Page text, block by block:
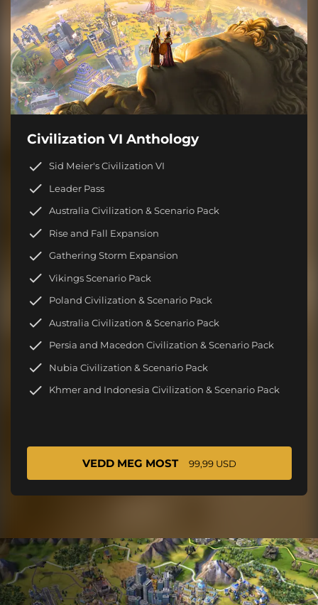
Civilization VI Anthology
Sid Meier's Civilization VI
Leader Pass
Australia Civilization & Scenario Pack
Rise and Fall Expansion
Gathering Storm Expansion
Vikings Scenario Pack
Poland Civilization & Scenario Pack
Australia Civilization & Scenario Pack
Persia and Macedon Civilization & Scenario Pack
Nubia Civilization & Scenario Pack
Khmer and Indonesia Civilization & Scenario Pack
VEDD MEG MOST 99,99 USD